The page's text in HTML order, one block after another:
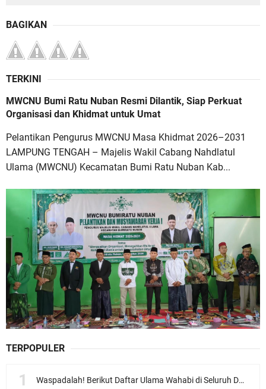
BAGIKAN
TERKINI
MWCNU Bumi Ratu Nuban Resmi Dilantik, Siap Perkuat
Organisasi dan Khidmat untuk Umat
Pelantikan Pengurus MWCNU Masa Khidmat 2026–2031
LAMPUNG TENGAH – Majelis Wakil Cabang Nahdlatul
Ulama (MWCNU) Kecamatan Bumi Ratu Nuban Kab...
TERPOPULER
Waspadalah! Berikut Daftar Ulama Wahabi di Seluruh Dunia dan Karya-karyanya